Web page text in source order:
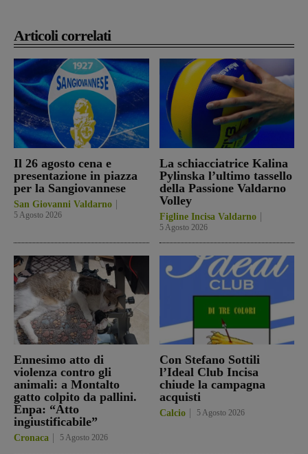
Articoli correlati
Il 26 agosto cena e
presentazione in piazza
per la Sangiovannese
San Giovanni Valdarno
5 Agosto 2026
La schiacciatrice Kalina
Pylinska l’ultimo tassello
della Passione Valdarno
Volley
Figline Incisa Valdarno
5 Agosto 2026
Ennesimo atto di
violenza contro gli
animali: a Montalto
gatto colpito da pallini.
Enpa: “Atto
ingiustificabile”
Cronaca 5 Agosto 2026
Con Stefano Sottili
l’Ideal Club Incisa
chiude la campagna
acquisti
Calcio 5 Agosto 2026